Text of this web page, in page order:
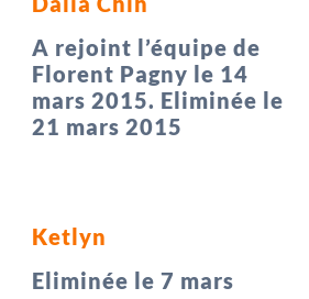
A rejoint l’équipe de
Florent Pagny le 14
mars 2015. Eliminée le
21 mars 2015
Ketlyn
Eliminée le 7 mars